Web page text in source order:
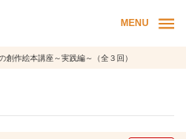
MENU
創作絵本講座～実践編～（全３回）